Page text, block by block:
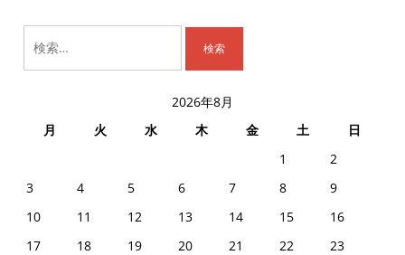
2026年8月
月
火 水 木 金 土
日
1
2
3
4 5 6 7 8
9
10
11 12 13 14 15
16
17
18 19 20 21 22
23